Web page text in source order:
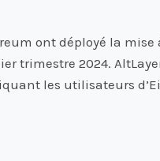
ont déployé la
trimestre 2024.
les utilisateurs